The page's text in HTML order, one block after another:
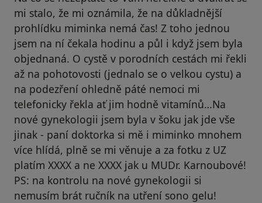
mi stalo, že mi oznámila, že na důkladnější
prohlídku miminka nemá čas! Z toho jednou
jsem na ní čekala hodinu a půl i když jsem byla
objednaná. O cystě v porodních cestách mi řekli
až na pohotovosti (jednalo se o velkou cystu) a
na podezření ohledně páté nemoci mi
telefonicky řekla ať jim hodně vitamínů…Na
nové gynekologii jsem byla v šoku jak jde vše
jinak - paní doktorka si mě i miminko mnohem
více hlídá, plně se mi věnuje a za fotku z UZ
platím XXXX a ne XXXX jak u MUDr. Karnoubové!
PS: na kontrolu na nové gynekologii si
nemusím brát ručník na utření sono gelu!